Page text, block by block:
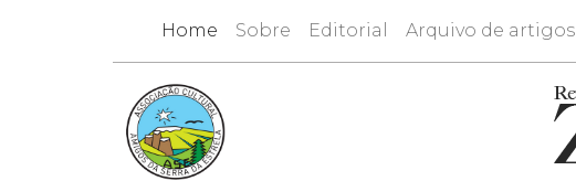
Home Sobre Editorial Arquivo de artigos